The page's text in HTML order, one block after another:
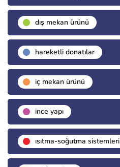
dış mekan ürünü
hareketli donatılar
i̇ç mekan ürünü
i̇nce yapı
isıtma-soğutma sistemleri